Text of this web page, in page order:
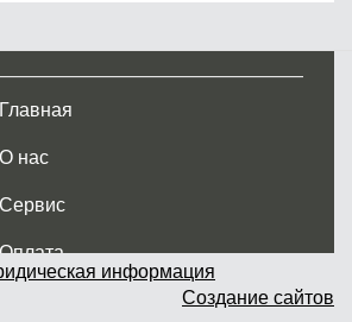
Главная
О нас
Сервис
Оплата
Доставка и самовывоз
информация
Создание сайтов